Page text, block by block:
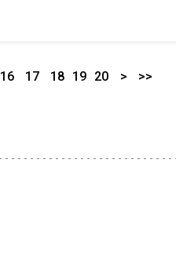
16 17 18 19 20 > >>